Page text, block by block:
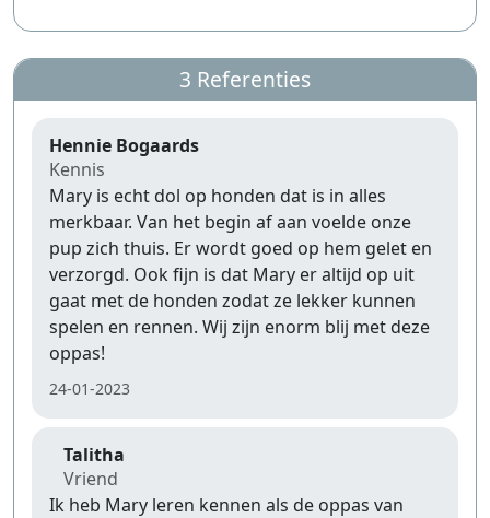
3 Referenties
Hennie Bogaards
Kennis
Mary is echt dol op honden dat is in alles
merkbaar. Van het begin af aan voelde onze
pup zich thuis. Er wordt goed op hem gelet en
verzorgd. Ook fijn is dat Mary er altijd op uit
gaat met de honden zodat ze lekker kunnen
spelen en rennen. Wij zijn enorm blij met deze
oppas!
24-01-2023
Talitha
Vriend
Ik heb Mary leren kennen als de oppas van